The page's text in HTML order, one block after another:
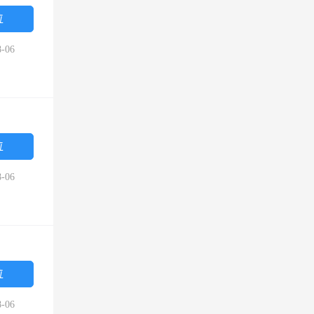
06
06
06